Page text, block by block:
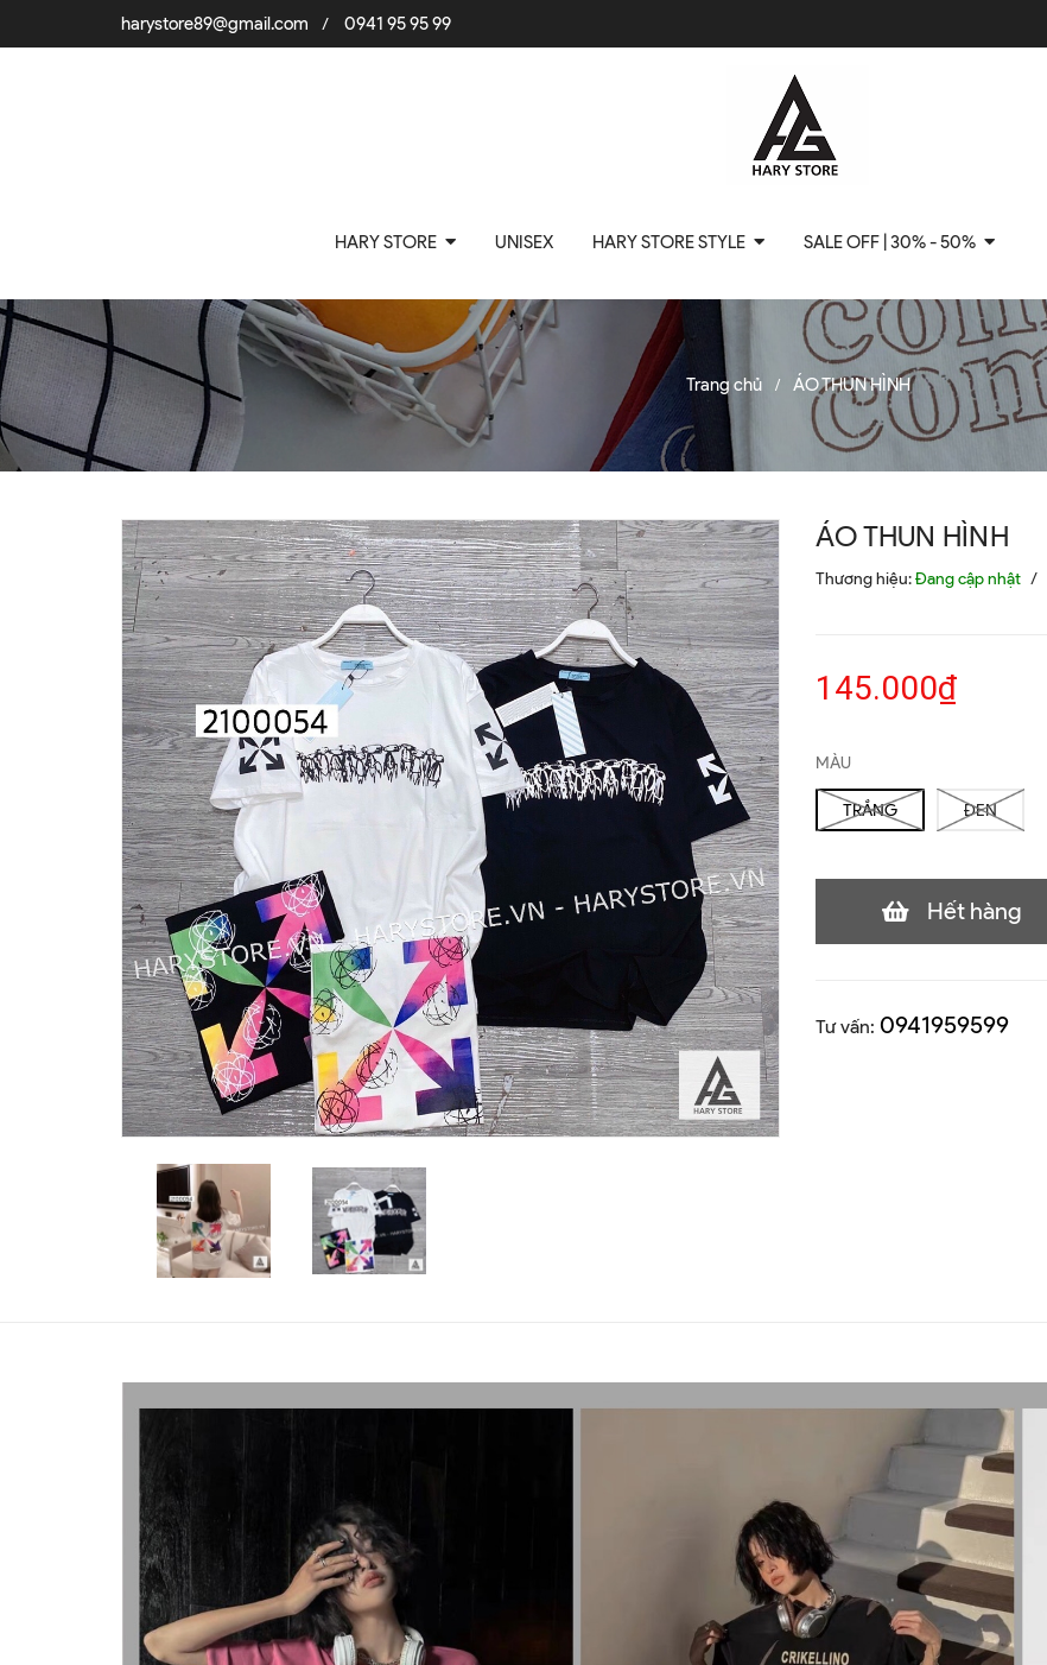
harystore89@gmail.com / 0941 95 95 99
HARY STORE UNISEX HARY STORE STYLE SALE OFF | 30% - 50%
Trang chủ / ÁO THUN HÌNH
ÁO THUN HÌNH
Thương hiệu:Đang cập nhật /
145.000₫
MÀU
TRẮNG ĐEN
Hết hàng
Tư vấn: 0941959599